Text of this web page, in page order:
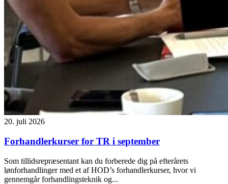
20. juli 2026
Forhandlerkurser for TR i september
Som tillidsrepræsentant kan du forberede dig på efterårets
lønforhandlinger med et af HOD’s forhandlerkurser, hvor vi
gennemgår forhandlingsteknik og...